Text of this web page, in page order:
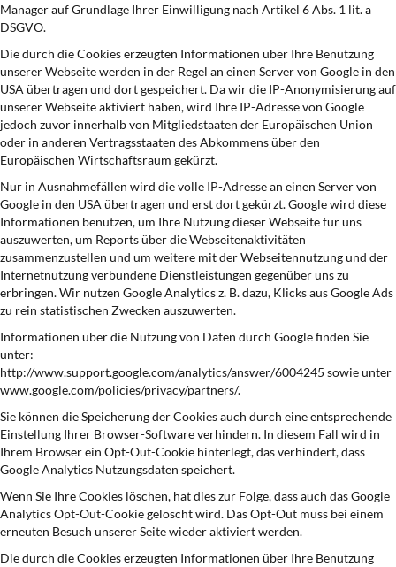
Manager auf Grundlage Ihrer Einwilligung nach Artikel 6 Abs. 1 lit. a
DSGVO.
Die durch die Cookies erzeugten Informationen über Ihre Benutzung
unserer Webseite werden in der Regel an einen Server von Google in den
USA übertragen und dort gespeichert. Da wir die IP-Anonymisierung auf
unserer Webseite aktiviert haben, wird Ihre IP-Adresse von Google
jedoch zuvor innerhalb von Mitgliedstaaten der Europäischen Union
oder in anderen Vertragsstaaten des Abkommens über den
Europäischen Wirtschaftsraum gekürzt.
Nur in Ausnahmefällen wird die volle IP-Adresse an einen Server von
Google in den USA übertragen und erst dort gekürzt. Google wird diese
Informationen benutzen, um Ihre Nutzung dieser Webseite für uns
auszuwerten, um Reports über die Webseitenaktivitäten
zusammenzustellen und um weitere mit der Webseitennutzung und der
Internetnutzung verbundene Dienstleistungen gegenüber uns zu
erbringen. Wir nutzen Google Analytics z. B. dazu, Klicks aus Google Ads
zu rein statistischen Zwecken auszuwerten.
Informationen über die Nutzung von Daten durch Google finden Sie
unter:
http://www.support.google.com/analytics/answer/6004245 sowie unter
www.google.com/policies/privacy/partners/.
Sie können die Speicherung der Cookies auch durch eine entsprechende
Einstellung Ihrer Browser-Software verhindern. In diesem Fall wird in
Ihrem Browser ein Opt-Out-Cookie hinterlegt, das verhindert, dass
Google Analytics Nutzungsdaten speichert.
Wenn Sie Ihre Cookies löschen, hat dies zur Folge, dass auch das Google
Analytics Opt-Out-Cookie gelöscht wird. Das Opt-Out muss bei einem
erneuten Besuch unserer Seite wieder aktiviert werden.
Die durch die Cookies erzeugten Informationen über Ihre Benutzung